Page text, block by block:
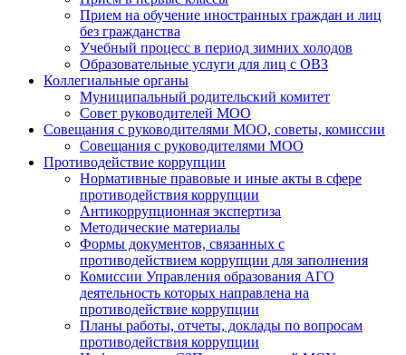
Прием на обучение иностранных граждан и лиц
без гражданства
Учебный процесс в период зимних холодов
Образовательные услуги для лиц с ОВЗ
Коллегиальные органы
Муниципальный родительский комитет
Совет руководителей МОО
Совещания с руководителями МОО, советы, комиссии
Совещания с руководителями МОО
Противодействие коррупции
Нормативные правовые и иные акты в сфере
противодействия коррупции
Антикоррупционная экспертиза
Методические материалы
Формы документов, связанных с
противодействием коррупции для заполнения
Комиссии Управления образования АГО
деятельность которых направлена на
противодействие коррупции
Планы работы, отчеты, доклады по вопросам
противодействия коррупции